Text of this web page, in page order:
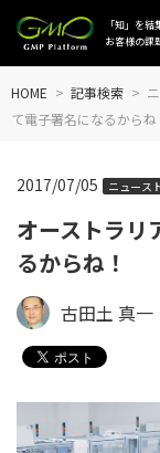
「知」を結
お客様の課
HOME 記事検索
て電子署名になるからね
オーストラリ
るからね！
2017/07/05 ニュース
古田土 真一